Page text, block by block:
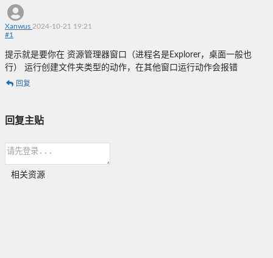
Xanwus 2024-10-21 19:21
#1
提示就是要你在 资源管理器窗口（进程名是Explorer，桌面一般也
行） 运行创建文件夹类型的动作，在其他窗口运行动作会报错
回复
回复主贴
相关资源